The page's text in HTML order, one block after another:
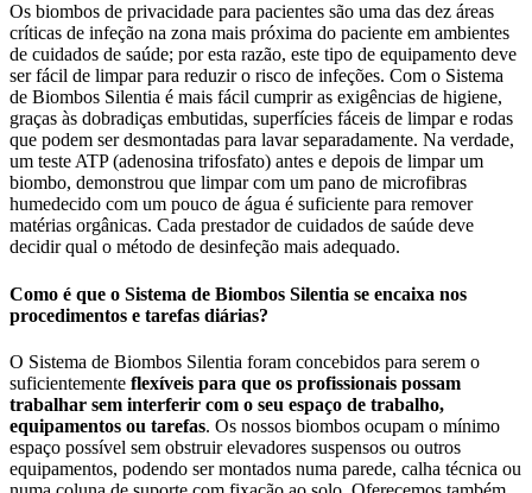
Os biombos de privacidade para pacientes são uma das dez áreas
críticas de infeção na zona mais próxima do paciente em ambientes
de cuidados de saúde; por esta razão, este tipo de equipamento deve
ser fácil de limpar para reduzir o risco de infeções. Com o Sistema
de Biombos Silentia é mais fácil cumprir as exigências de higiene,
graças às dobradiças embutidas, superfícies fáceis de limpar e rodas
que podem ser desmontadas para lavar separadamente. Na verdade,
um teste ATP (adenosina trifosfato) antes e depois de limpar um
biombo, demonstrou que limpar com um pano de microfibras
humedecido com um pouco de água é suficiente para remover
matérias orgânicas. Cada prestador de cuidados de saúde deve
decidir qual o método de desinfeção mais adequado.
Como é que o Sistema de Biombos Silentia se encaixa nos
procedimentos e tarefas diárias?
O Sistema de Biombos Silentia foram concebidos para serem o
suficientemente flexíveis para que os profissionais possam
trabalhar sem interferir com o seu espaço de trabalho,
equipamentos ou tarefas. Os nossos biombos ocupam o mínimo
espaço possível sem obstruir elevadores suspensos ou outros
equipamentos, podendo ser montados numa parede, calha técnica ou